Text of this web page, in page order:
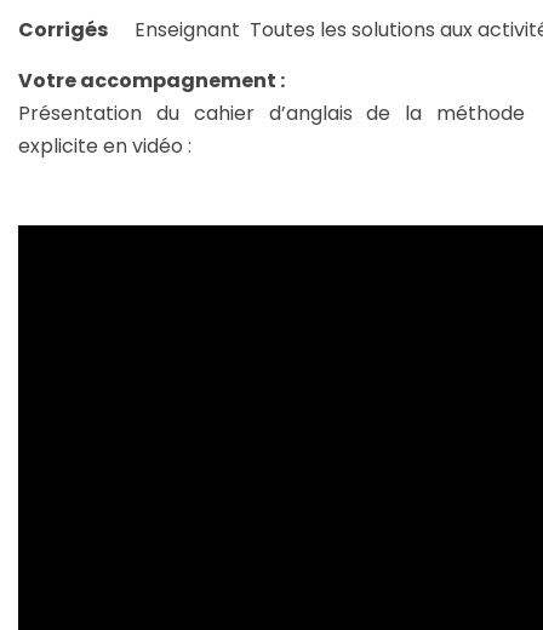
Corrigés Enseignant Toutes les solutions aux
Votre accompagnement :
Présentation du cahier d’anglais de la méthode
explicite en vidéo :